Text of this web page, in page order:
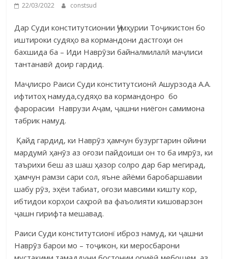
22/03/2022 constsud
Дар Суди конститутсионии Ҷумҳурии Тоҷикистон бо
иш­тироки судяҳо ва кормандони дастгоҳи он
бахшида ба – Иди Наврӯзи байналмилалӣ маҷлиси
тан­танавӣ доир гардид.
Маҷлисро Раиси Суди конститутсионӣ Ашурзода А.А.
ифтитоҳ намуда,судяҳо ва кормандонро бо
фарорасии Наврузи Аҷам, ҷашни ниёгон самимона
табрик намуд.
Қайд гардид, ки Наврӯз ҳамчун бузургтарин ойини
мардумӣ ҳанӯз аз оғози пайдоиши он то ба имрӯз, ки
таърихи беш аз шаш ҳазор солро дар бар мегирад,
ҳамчун рамзи сари сол, яъне айёми баробаршавии
шабу рӯз, эҳёи табиат, оғози мавсими кишту кор,
ибтидои корҳои саҳроӣ ва фаъолияти кишоварзон
ҷашн гирифта мешавад.
Раиси Суди конститутсионї иброз намуд, ки ҷашни
Наврӯз барои мо – тоҷикон, ки меросбарони